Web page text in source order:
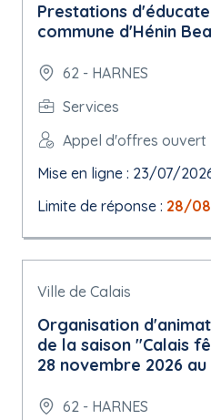
Prestations
commune d'Hénin
62 - HARNES
Services
Appel d'offres ouvert
Mise en ligne : 23/07/
Limite de réponse : 28/
Ville de Calais
Organisation
de la saison "Calais
28 novembre 2026
62 - HARNES